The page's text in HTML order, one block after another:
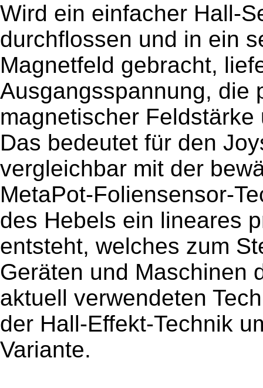
Wird ein einfacher Hall-
durchflossen und in ein
Magnetfeld gebracht,
Ausgangsspannung, die
magnetischer
Das bedeutet für den
vergleichbar mit der
MetaPot-Foliensensor-
des Hebels ein lineares
entsteht, welches zum
Geräten und Maschinen
aktuell verwendeten
der Hall-Effekt-Technik
Variante.